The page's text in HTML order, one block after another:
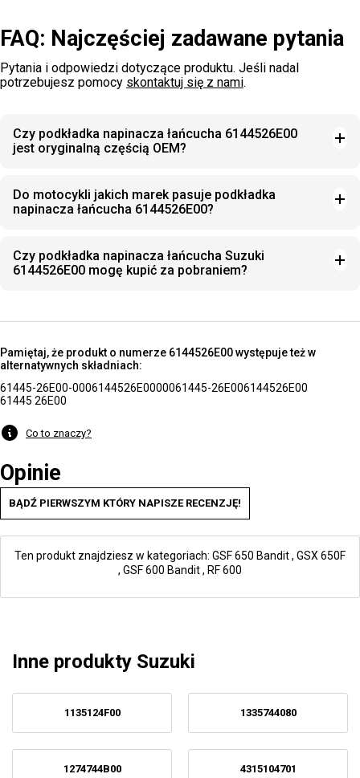
FAQ: Najczęściej zadawane pytania
Pytania i odpowiedzi dotyczące produktu. Jeśli nadal
potrzebujesz pomocy skontaktuj się z nami.
Czy podkładka napinacza łańcucha 6144526E00
jest oryginalną częścią OEM?
Do motocykli jakich marek pasuje podkładka
napinacza łańcucha 6144526E00?
Czy podkładka napinacza łańcucha Suzuki
6144526E00 mogę kupić za pobraniem?
Pamiętaj, że produkt o numerze 6144526E00 występuje też w
alternatywnych składniach:
61445-26E00-0006144526E0000061445-26E006144526E00
61445 26E00
Co to znaczy?
Opinie
BĄDŹ PIERWSZYM KTÓRY NAPISZE RECENZJĘ!
Ten produkt znajdziesz w kategoriach: GSF 650 Bandit, GSX 650F
, GSF 600 Bandit, RF 600
Inne produkty Suzuki
1135124F00 1335744080
1274744B00 4315104701